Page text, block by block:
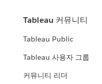
Tableau 커뮤니티
Tableau Public
Tableau 사용자 그룹
커뮤니티 리더